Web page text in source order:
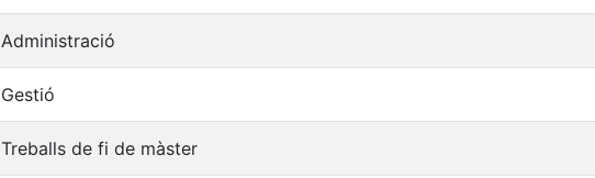
Administració
Gestió
Treballs de fi de màster